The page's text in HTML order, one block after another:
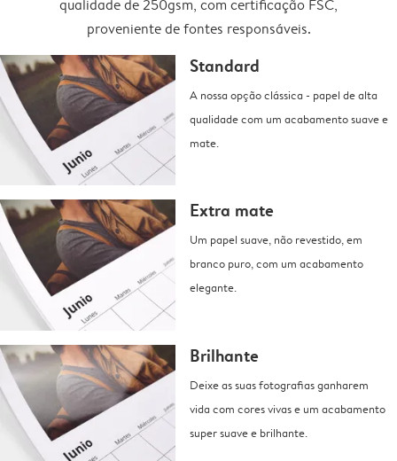
qualidade de 250gsm, com certificação FSC,
proveniente de fontes responsáveis.
Standard
A nossa opção clássica - papel de alta
qualidade com um acabamento suave e
mate.
Extra mate
Um papel suave, não revestido, em
branco puro, com um acabamento
elegante.
Brilhante
Deixe as suas fotografias ganharem
vida com cores vivas e um acabamento
super suave e brilhante.